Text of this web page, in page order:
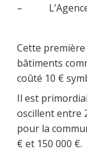
– L’Agence
Cette
bâtiments
coûté 10 €
Il est
oscillent entre
pour la
€ et 150 000 €.